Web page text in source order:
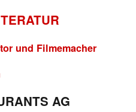
und Filmemacher
AG